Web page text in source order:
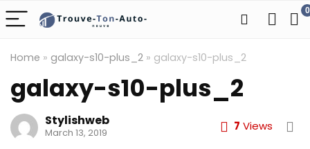
0
Home » galaxy-s10-plus_2 » galaxy-s10-plus_2
galaxy-s10-plus_2
Stylishweb
March 13, 2019 7 Views